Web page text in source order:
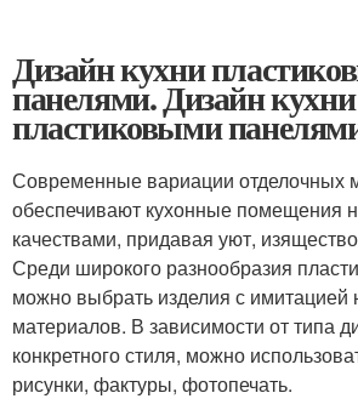
Дизайн кухни
панелями. Дизайн
пластиковыми
Современные вариации отделочных
обеспечивают кухонные помещения
качествами, придавая уют,
Среди широкого разнообразия
можно выбрать изделия с имитацией
материалов. В зависимости от типа
конкретного стиля, можно
рисунки, фактуры, фотопечать.